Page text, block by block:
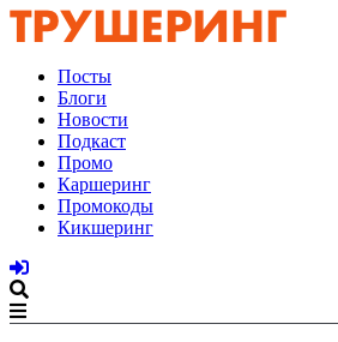
Посты
Блоги
Новости
Подкаст
Промо
Каршеринг
Промокоды
Кикшеринг